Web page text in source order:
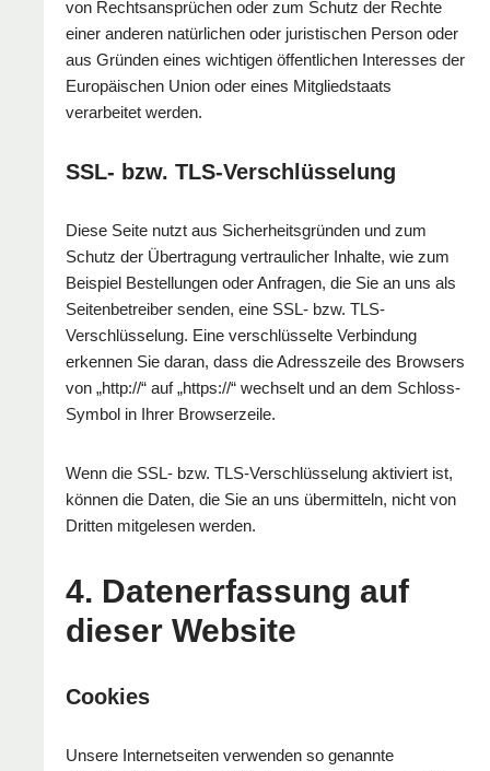
von Rechtsansprüchen oder zum Schutz der Rechte
einer anderen natürlichen oder juristischen Person oder
aus Gründen eines wichtigen öffentlichen Interesses der
Europäischen Union oder eines Mitgliedstaats
verarbeitet werden.
SSL- bzw. TLS-Verschlüsselung
Diese Seite nutzt aus Sicherheitsgründen und zum
Schutz der Übertragung vertraulicher Inhalte, wie zum
Beispiel Bestellungen oder Anfragen, die Sie an uns als
Seitenbetreiber senden, eine SSL- bzw. TLS-
Verschlüsselung. Eine verschlüsselte Verbindung
erkennen Sie daran, dass die Adresszeile des Browsers
von „http://“ auf „https://“ wechselt und an dem Schloss-
Symbol in Ihrer Browserzeile.
Wenn die SSL- bzw. TLS-Verschlüsselung aktiviert ist,
können die Daten, die Sie an uns übermitteln, nicht von
Dritten mitgelesen werden.
4. Datenerfassung auf
dieser Website
Cookies
Unsere Internetseiten verwenden so genannte